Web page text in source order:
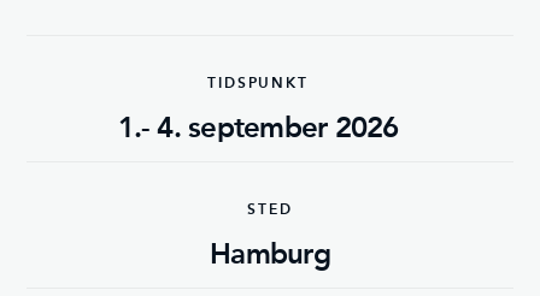
TIDSPUNKT
1.- 4. september 2026
STED
Hamburg